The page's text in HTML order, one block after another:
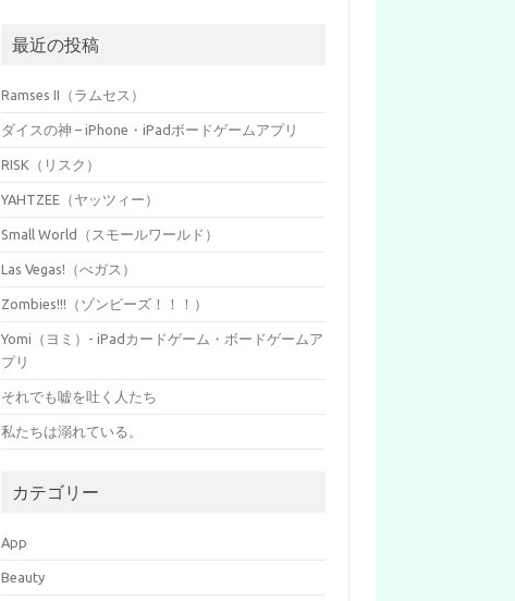
最近の投稿
Ramses II（ラムセス）
ダイスの神 – iPhone・iPadボードゲームアプリ
RISK（リスク）
YAHTZEE（ヤッツィー）
Small World（スモールワールド）
Las Vegas!（べガス）
Zombies!!!（ゾンビーズ！！！）
Yomi（ヨミ）- iPadカードゲーム・ボードゲームア
プリ
それでも嘘を吐く人たち
私たちは溺れている。
カテゴリー
App
Beauty